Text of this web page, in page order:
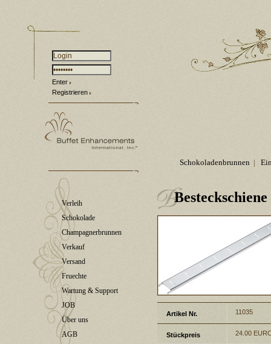
Enter
Registrieren
Verleih
Schokolade
Champagnerbrunnen
Verkauf
Versand
Fruechte
Wartung & Support
JOB
Über uns
AGB
Schokoladenbrunnen |
Artikel Nr. 11035
Stückpreis 24.00